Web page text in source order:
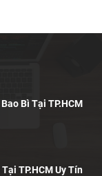
Bì Tại TP.HCM
TP.HCM Uy Tín